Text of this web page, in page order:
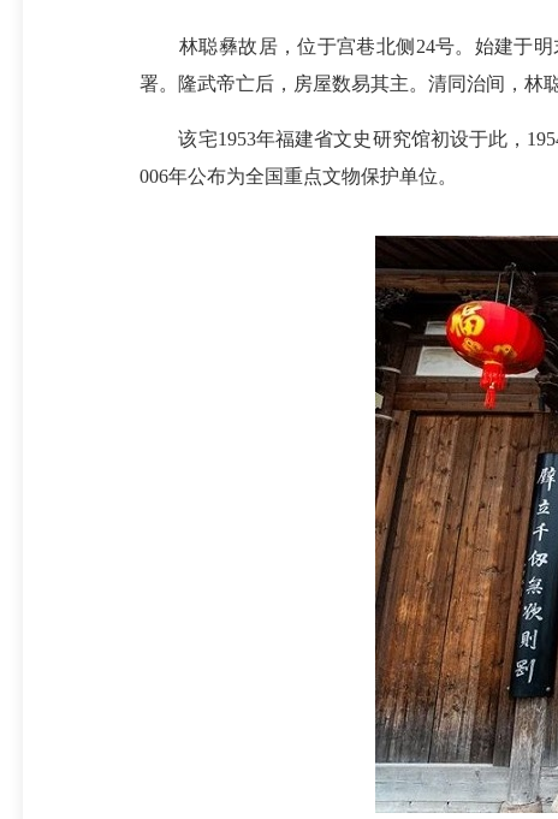
林聪彝故居，位于宫巷北侧24号。始建于明
署。隆武帝亡后，房屋数易其主。清同治间，林
该宅1953年福建省文史研究馆初设于此，
006年公布为全国重点文物保护单位。